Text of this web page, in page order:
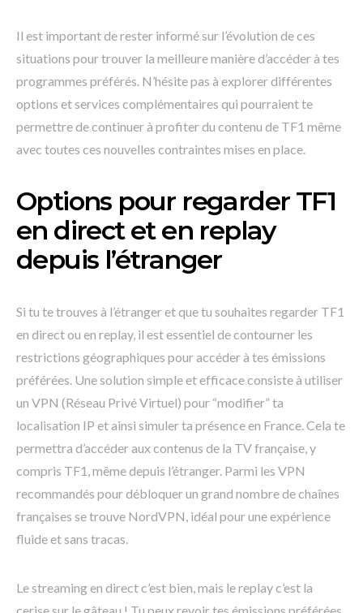
Il est important de rester informé sur l’évolution de ces
situations pour trouver la meilleure manière d’accéder à tes
programmes préférés. N’hésite pas à explorer différentes
options et services complémentaires qui pourraient te
permettre de continuer à profiter du contenu de TF1 même
avec toutes ces nouvelles contraintes mises en place.
Options pour regarder TF1
en direct et en replay
depuis l’étranger
Si tu te trouves à l’étranger et que tu souhaites regarder TF1
en direct ou en replay, il est essentiel de contourner les
restrictions géographiques pour accéder à tes émissions
préférées. Une solution simple et efficace consiste à utiliser
un VPN (Réseau Privé Virtuel) pour “modifier” ta
localisation IP et ainsi simuler ta présence en France. Cela te
permettra d’accéder aux contenus de la TV française, y
compris TF1, même depuis l’étranger. Parmi les VPN
recommandés pour débloquer un grand nombre de chaînes
françaises se trouve NordVPN, idéal pour une expérience
fluide et sans tracas.
Le streaming en direct c’est bien, mais le replay c’est la